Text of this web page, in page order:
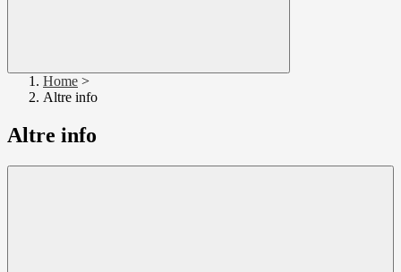
Home >
Altre info
Altre info